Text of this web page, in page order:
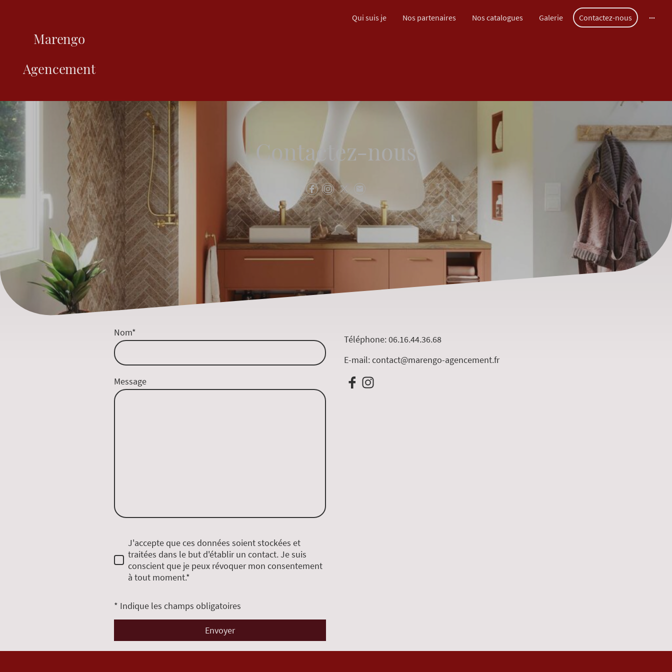
Marengo
Agencement
Qui suis je Nos partenaires Nos catalogues Galerie Contactez-nous
Contactez-nous
Nom*
Message
J'accepte que ces données soient stockées et
traitées dans le but d'établir un contact. Je suis
conscient que je peux révoquer mon consentement
à tout moment.*
* Indique les champs obligatoires
Envoyer
Téléphone: 06.16.44.36.68
E-mail: contact@marengo-agencement.fr